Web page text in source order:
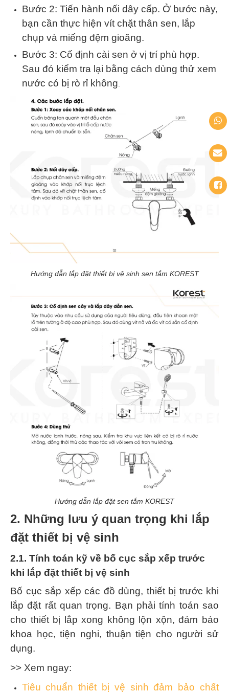
Bước 2: Tiến hành nối dây cấp. Ở bước này,
bạn cần thực hiện vít chặt thân sen, lắp
chụp và miếng đệm gioăng.
Bước 3: Cố định cài sen ở vị trí phù hợp.
Sau đó kiểm tra lại bằng cách dùng thử xem
nước có bị rò rỉ không
Hướng dẫn lắp đặt thiết bị vệ sinh sen tắm KOREST
Hướng dẫn lắp đặt sen tắm KOREST
2. Những lưu ý quan trọng khi lắp
đặt thiết bị vệ sinh
2.1. Tính toán kỹ về bố cục sắp xếp trước
khi lắp đặt thiết bị vệ sinh
Bố cục sắp xếp các đồ dùng, thiết bị trước khi
lắp đặt rất quan trọng. Bạn phải tính toán sao
cho thiết bị lắp xong không lộn xộn, đảm bảo
khoa học, tiện nghi, thuận tiện cho người sử
dụng.
>> Xem ngay:
Tiêu chuẩn thiết bị vệ sinh đảm bảo chất